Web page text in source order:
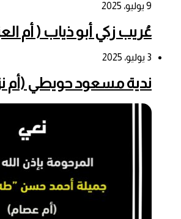
9 يوليو، 2025
عُريب زكي أبو ذياب ( أم
3 يوليو، 2025
ندية مسعود حويطي (أم